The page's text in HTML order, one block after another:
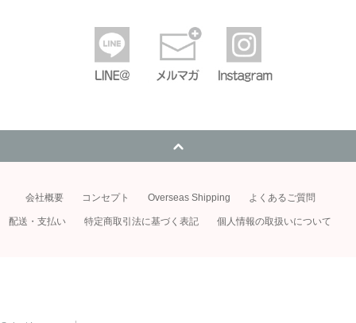
会社概要 コンセプト Overseas Shipping よくあるご質問
配送・支払い 特定商取引法に基づく表記 個人情報の取扱いについて